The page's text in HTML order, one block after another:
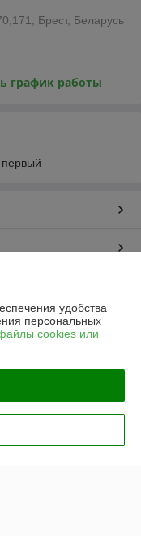
Брест, Беларусь
график работы
первый
удобства
персональных
cookies или